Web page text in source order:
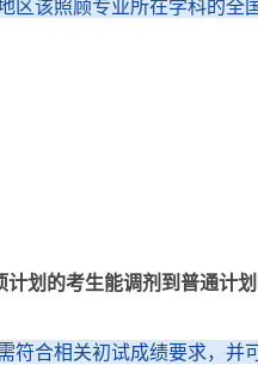
区该照顾专业所在学科的全
划的考生能调剂到普通计划
符合相关初试成绩要求，并